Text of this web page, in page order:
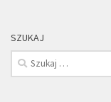
SZUKAJ
Szukaj: